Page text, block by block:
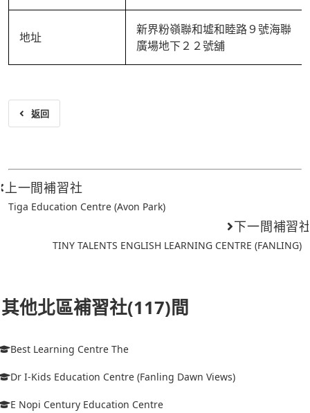
地址
新界粉嶺聯和墟和睦路９號海聯
廣場地下２２號舖
返回
上一間補習社
Tiga Education Centre (Avon Park)
下一間補習
TINY TALENTS ENGLISH LEARNING CENTRE (FANLING)
其他北區補習社(117)間
Best Learning Centre The
Dr I-Kids Education Centre (Fanling Dawn Views)
E Nopi Century Education Centre